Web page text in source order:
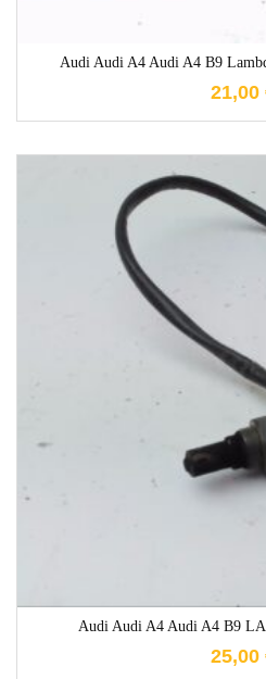
Audi Audi A4 Audi A4 B9
21,00
Audi Audi A4 Audi A4 B9
25,00
1-3